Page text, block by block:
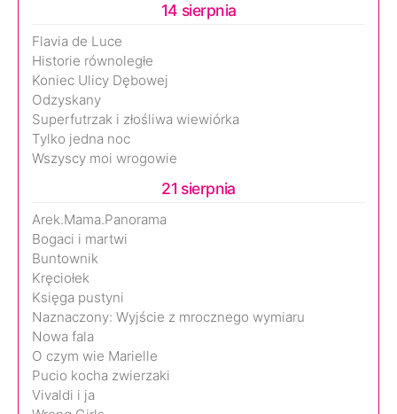
14 sierpnia
Flavia de Luce
Historie równoległe
Koniec Ulicy Dębowej
Odzyskany
Superfutrzak i złośliwa wiewiórka
Tylko jedna noc
Wszyscy moi wrogowie
21 sierpnia
Arek.Mama.Panorama
Bogaci i martwi
Buntownik
Kręciołek
Księga pustyni
Naznaczony: Wyjście z mrocznego wymiaru
Nowa fala
O czym wie Marielle
Pucio kocha zwierzaki
Vivaldi i ja